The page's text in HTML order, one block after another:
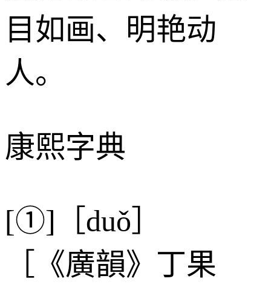
目如画、明艳动
人。
康熙字典
[①]［duǒ］
［《廣韻》丁果